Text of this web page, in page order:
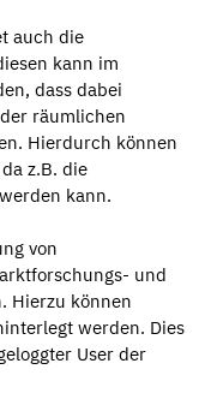
auch die
kann im
dass dabei
räumlichen
Hierdurch können
z.B. die
kann.
von
und
Hierzu können
werden. Dies
User der